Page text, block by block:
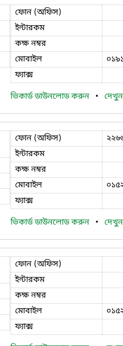
ফোন (অফিস)
ইন্টারকম
কক্ষ নম্বর
মোবাইল
ফ্যাক্স
ভিকার্ড ডাউনলোড করুন • দেখুন
ফোন (অফিস)
ইন্টারকম
কক্ষ নম্বর
মোবাইল
ফ্যাক্স
ভিকার্ড ডাউনলোড করুন • দেখুন
ফোন (অফিস)
ইন্টারকম
কক্ষ নম্বর
মোবাইল
ফ্যাক্স